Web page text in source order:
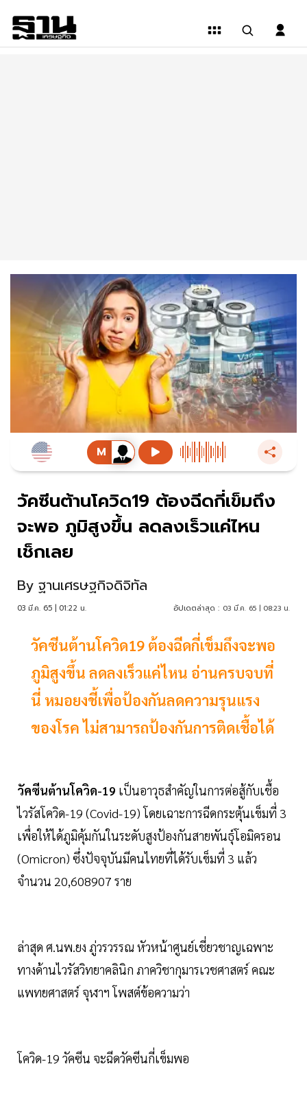
วัคซีนต้านโควิด19 ต้องฉีดกี่เข็มถึง
จะพอ ภูมิสูงขึ้น ลดลงเร็วแค่ไหน
เช็กเลย
By ฐานเศรษฐกิจดิจิทัล
03 มี.ค. 65 | 01:22 น. อัปเดตล่าสุด : 03 มี.ค. 65 | 08:23 น.
วัคซีนต้านโควิด19 ต้องฉีดกี่เข็มถึงจะพอ
ภูมิสูงขึ้น ลดลงเร็วแค่ไหน อ่านครบจบที่
นี่ หมอยงชี้เพื่อป้องกันลดความรุนแรง
ของโรค ไม่สามารถป้องกันการติดเชื้อได้
วัคซีนต้านโควิด-19 เป็นอาวุธสำคัญในการต่อสู้กับเชื้อ
ไวรัสโควิด-19 (Covid-19) โดยเฉาะการฉีดกระตุ้นเข็มที่ 3
เพื่อให้ได้ภูมิคุ้มกันในระดับสูงป้องกันสายพันธุ์โอมิครอน
(Omicron) ซึ่งปัจจุบันมีคนไทยที่ได้รับเข็มที่ 3 แล้ว
จำนวน 20,608907 ราย
ล่าสุด ศ.นพ.ยง ภู่วรวรรณ หัวหน้าศูนย์เชี่ยวชาญเฉพาะ
ทางด้านไวรัสวิทยาคลินิก ภาควิชากุมารเวชศาสตร์ คณะ
แพทยศาสตร์ จุฬาฯ โพสต์ข้อความว่า
โควิด-19 วัคซีน จะฉีดวัคซีนกี่เข็มพอ